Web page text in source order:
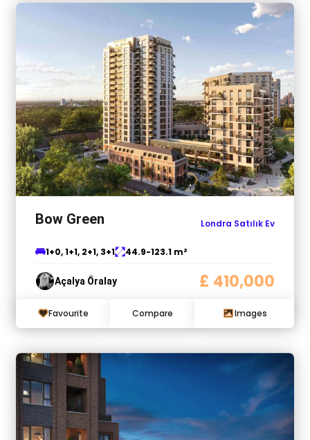
Bow Green Londra Satılık Ev
1+0, 1+1, 2+1, 3+1 44.9-123.1 m²
Açalya Öralay £ 410,000
Favourite Compare Images